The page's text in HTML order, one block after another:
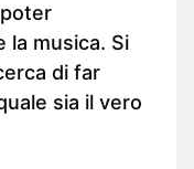
la musica. Si
di far
sia il vero